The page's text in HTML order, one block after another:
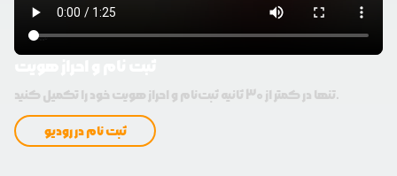
تنها در کمتر از 30 ثانیه ثبت‌نام و احراز هویت خود را تکمیل کنید.
ثبت نام در رودیو